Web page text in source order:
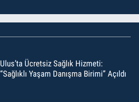
Ulus’ta Ücretsiz Sağlık Hizmeti:
“Sağlıklı Yaşam Danışma Birimi” Açıldı